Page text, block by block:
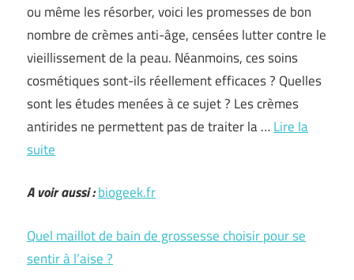
ou même les résorber, voici les promesses de bon
nombre de crèmes anti-âge, censées lutter contre le
vieillissement de la peau. Néanmoins, ces soins
cosmétiques sont-ils réellement efficaces ? Quelles
sont les études menées à ce sujet ? Les crèmes
antirides ne permettent pas de traiter la …Lire la
suite
A voir aussi :biogeek.fr
Quel maillot de bain de grossesse choisir pour se
sentir à l’aise ?